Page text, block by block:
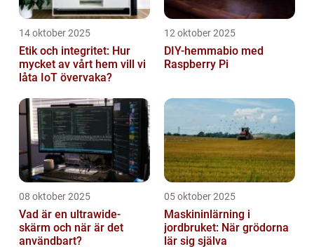
14 oktober 2025
Etik och integritet: Hur
mycket av vårt hem vill vi
låta IoT övervaka?
12 oktober 2025
DIY-hemmabio med
Raspberry Pi
08 oktober 2025
Vad är en ultrawide-
skärm och när är det
användbart?
05 oktober 2025
Maskininlärning i
jordbruket: När grödorna
lär sig själva